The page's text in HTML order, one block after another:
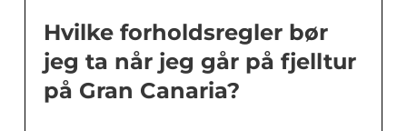
Hvilke forholdsregler bør
jeg ta når jeg går på fjelltur
på Gran Canaria?